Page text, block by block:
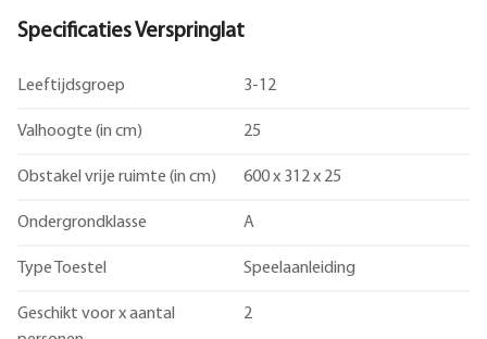
Specificaties Verspringlat
Leeftijdsgroep 3-12
Valhoogte (in cm) 25
Obstakel vrije ruimte (in cm) 600 x 312 x 25
Ondergrondklasse A
Type Toestel Speelaanleiding
Geschikt voor x aantal
2